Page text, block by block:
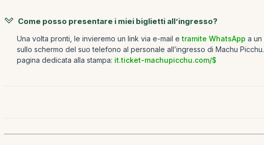
Come posso presentare i miei biglietti all’ingresso?
Una volta pronti, le invieremo un link via e-mail etramite WhatsApp a un
sullo schermo del suo telefono al personale all’ingresso di Machu
pagina dedicata alla stampa: it.ticket-machupicchu.com/$